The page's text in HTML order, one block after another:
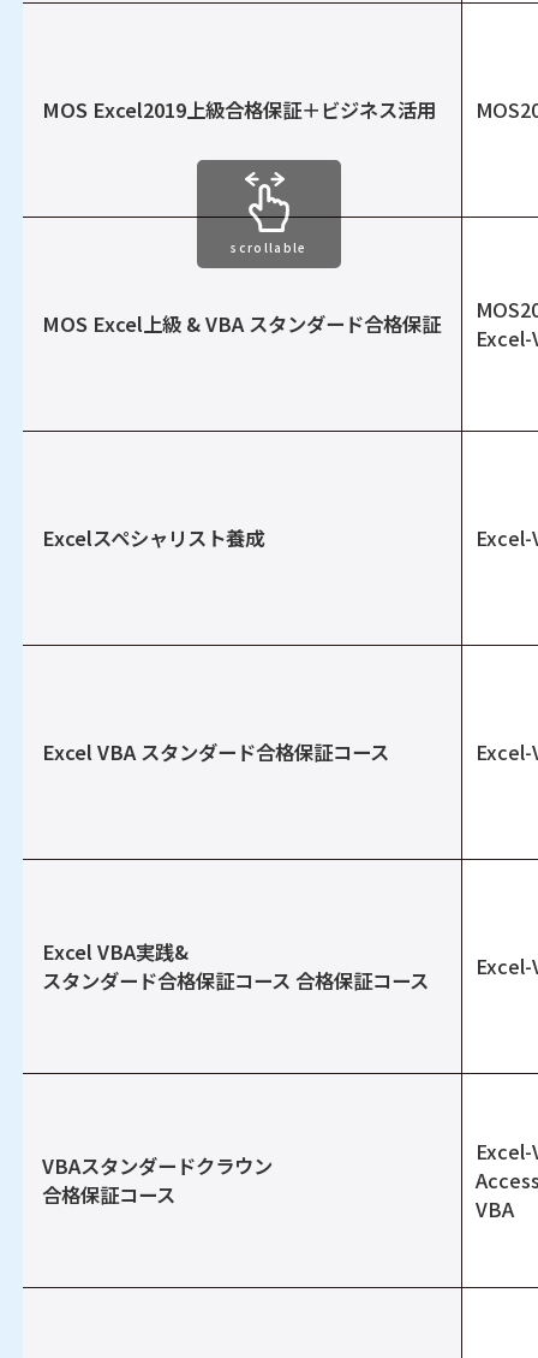
MOS Excel2019上級合格保証＋ビジネス活用
MOS Excel上級 & VBA スタンダード合格保証
Excel-
Excelスペシャリスト養成 Excel-
Excel VBA スタンダード合格保証コース Excel-
Excel VBA実践&
スタンダード合格保証コース 合格保証コース
Excel-
VBAスタンダードクラウン
合格保証コース
Excel-
VBA
scrollable